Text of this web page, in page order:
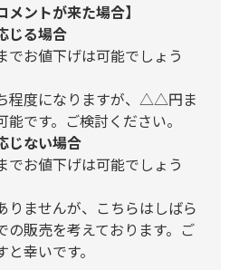
メントが来た場合】
じる場合
でお値下げは可能でしょう
程度になりますが、△△円ま
です。ご検討ください。
じない場合
でお値下げは可能でしょう
りませんが、こちらはしばら
の販売を考えております。ご
幸いです。